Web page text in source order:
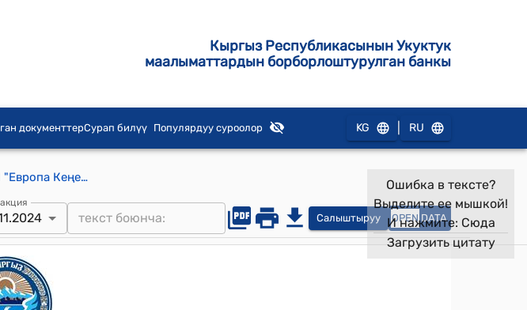
Кыргыз Республикасынын Укуктук
маалыматтардын борборлоштурулган банкы
документтерСурап билүү Популярдуу суроолор KG RU
КР Жогорку Кеңешинин 2022-жылдын 10-февралындагы № 51-VII "Европа Кеңешинин Парламенттик Ассамблеясына Кыргыз Республикасынын парламенттик делегациясын түзүү жөнүндө" токтому
Салыштыруу OPEN DATA
Ошибка в тексте?
Выделите ее мышкой!
И нажмите: Сюда
Загрузить цитату